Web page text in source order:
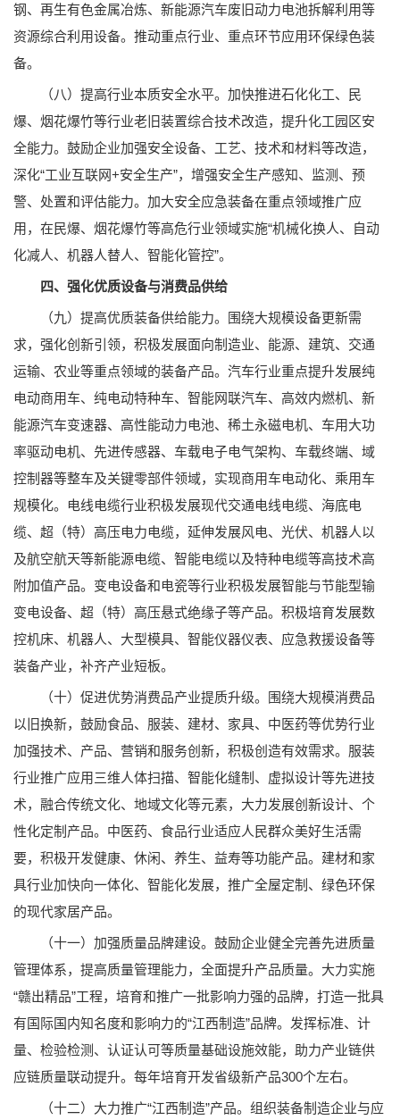
钢、再生有色金属冶炼、新能源汽车废旧动力电池拆解利用等
资源综合利用设备。推动重点行业、重点环节应用环保绿色装
备。
（八）提高行业本质安全水平。加快推进石化化工、民
爆、烟花爆竹等行业老旧装置综合技术改造，提升化工园区安
全能力。鼓励企业加强安全设备、工艺、技术和材料等改造，
深化“工业互联网+安全生产”，增强安全生产感知、监测、预
警、处置和评估能力。加大安全应急装备在重点领域推广应
用，在民爆、烟花爆竹等高危行业领域实施“机械化换人、自动
化减人、机器人替人、智能化管控”。
四、强化优质设备与消费品供给
（九）提高优质装备供给能力。围绕大规模设备更新需
求，强化创新引领，积极发展面向制造业、能源、建筑、交通
运输、农业等重点领域的装备产品。汽车行业重点提升发展纯
电动商用车、纯电动特种车、智能网联汽车、高效内燃机、新
能源汽车变速器、高性能动力电池、稀土永磁电机、车用大功
率驱动电机、先进传感器、车载电子电气架构、车载终端、域
控制器等整车及关键零部件领域，实现商用车电动化、乘用车
规模化。电线电缆行业积极发展现代交通电线电缆、海底电
缆、超（特）高压电力电缆，延伸发展风电、光伏、机器人以
及航空航天等新能源电缆、智能电缆以及特种电缆等高技术高
附加值产品。变电设备和电瓷等行业积极发展智能与节能型输
变电设备、超（特）高压悬式绝缘子等产品。积极培育发展数
控机床、机器人、大型模具、智能仪器仪表、应急救援设备等
装备产业，补齐产业短板。
（十）促进优势消费品产业提质升级。围绕大规模消费品
以旧换新，鼓励食品、服装、建材、家具、中医药等优势行业
加强技术、产品、营销和服务创新，积极创造有效需求。服装
行业推广应用三维人体扫描、智能化缝制、虚拟设计等先进技
术，融合传统文化、地域文化等元素，大力发展创新设计、个
性化定制产品。中医药、食品行业适应人民群众美好生活需
要，积极开发健康、休闲、养生、益寿等功能产品。建材和家
具行业加快向一体化、智能化发展，推广全屋定制、绿色环保
的现代家居产品。
（十一）加强质量品牌建设。鼓励企业健全完善先进质量
管理体系，提高质量管理能力，全面提升产品质量。大力实施
“赣出精品”工程，培育和推广一批影响力强的品牌，打造一批具
有国际国内知名度和影响力的“江西制造”品牌。发挥标准、计
量、检验检测、认证认可等质量基础设施效能，助力产业链供
应链质量联动提升。每年培育开发省级新产品300个左右。
（十二）大力推广“江西制造”产品。组织装备制造企业与应